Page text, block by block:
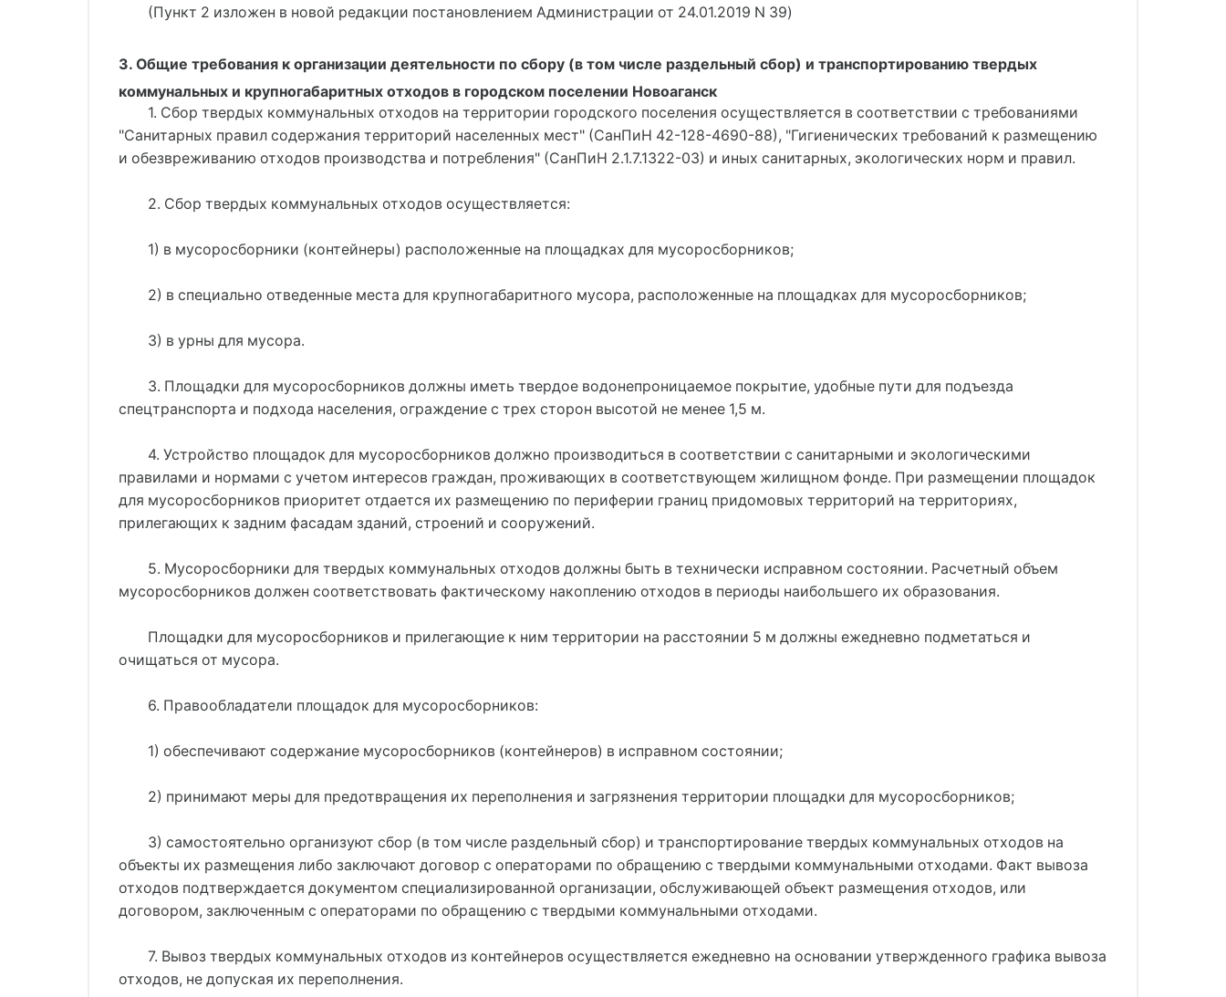
(Пункт 2 изложен в новой редакции постановлением Администрации от 24.01.2019 N 39)
3. Общие требования к организации деятельности по сбору (в том числе раздельный сбор) и транспортированию твердых
коммунальных и крупногабаритных отходов в городском поселении Новоаганск
1. Сбор твердых коммунальных отходов на территории городского поселения осуществляется в соответствии с требованиями
"Санитарных правил содержания территорий населенных мест" (СанПиН 42-128-4690-88), "Гигиенических требований к размещению
и обезвреживанию отходов производства и потребления" (СанПиН 2.1.7.1322-03) и иных санитарных, экологических норм и правил.
2. Сбор твердых коммунальных отходов осуществляется:
1) в мусоросборники (контейнеры) расположенные на площадках для мусоросборников;
2) в специально отведенные места для крупногабаритного мусора, расположенные на площадках для мусоросборников;
3) в урны для мусора.
3. Площадки для мусоросборников должны иметь твердое водонепроницаемое покрытие, удобные пути для подъезда
спецтранспорта и подхода населения, ограждение с трех сторон высотой не менее 1,5 м.
4. Устройство площадок для мусоросборников должно производиться в соответствии с санитарными и экологическими
правилами и нормами с учетом интересов граждан, проживающих в соответствующем жилищном фонде. При размещении площадок
для мусоросборников приоритет отдается их размещению по периферии границ придомовых территорий на территориях,
прилегающих к задним фасадам зданий, строений и сооружений.
5. Мусоросборники для твердых коммунальных отходов должны быть в технически исправном состоянии. Расчетный объем
мусоросборников должен соответствовать фактическому накоплению отходов в периоды наибольшего их образования.
Площадки для мусоросборников и прилегающие к ним территории на расстоянии 5 м должны ежедневно подметаться и
очищаться от мусора.
6. Правообладатели площадок для мусоросборников:
1) обеспечивают содержание мусоросборников (контейнеров) в исправном состоянии;
2) принимают меры для предотвращения их переполнения и загрязнения территории площадки для мусоросборников;
3) самостоятельно организуют сбор (в том числе раздельный сбор) и транспортирование твердых коммунальных отходов на
объекты их размещения либо заключают договор с операторами по обращению с твердыми коммунальными отходами. Факт вывоза
отходов подтверждается документом специализированной организации, обслуживающей объект размещения отходов, или
договором, заключенным с операторами по обращению с твердыми коммунальными отходами.
7. Вывоз твердых коммунальных отходов из контейнеров осуществляется ежедневно на основании утвержденного графика вывоза
отходов, не допуская их переполнения.